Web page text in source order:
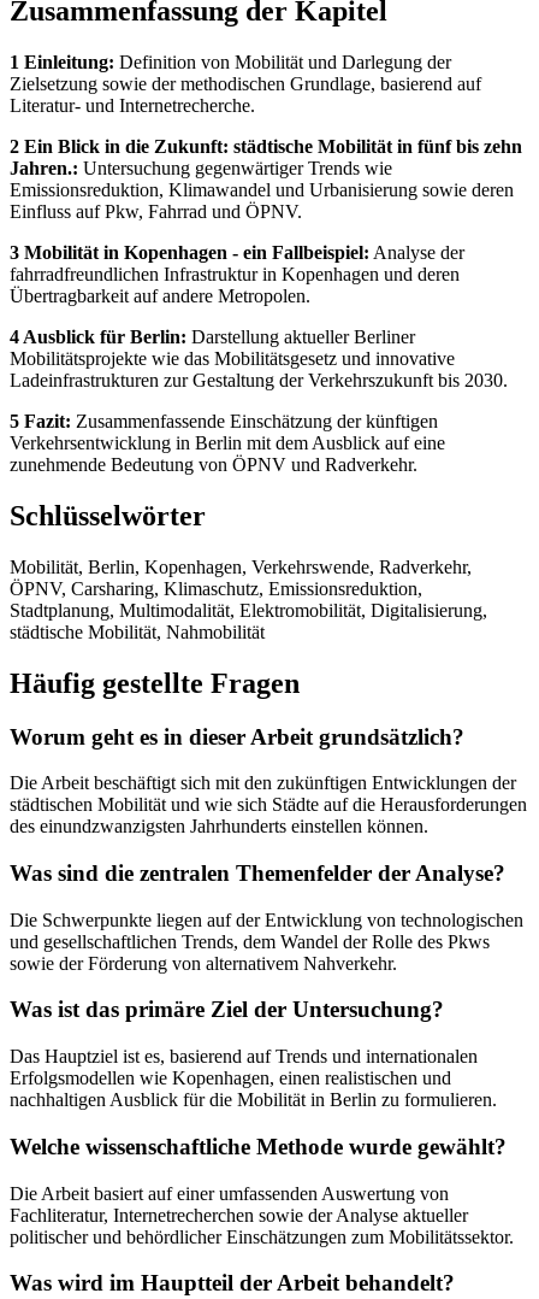
Zusammenfassung der Kapitel
1 Einleitung: Definition von Mobilität und Darlegung der
Zielsetzung sowie der methodischen Grundlage, basierend auf
Literatur- und Internetrecherche.
2 Ein Blick in die Zukunft: städtische Mobilität in fünf bis zehn
Jahren.: Untersuchung gegenwärtiger Trends wie
Emissionsreduktion, Klimawandel und Urbanisierung sowie deren
Einfluss auf Pkw, Fahrrad und ÖPNV.
3 Mobilität in Kopenhagen - ein Fallbeispiel: Analyse der
fahrradfreundlichen Infrastruktur in Kopenhagen und deren
Übertragbarkeit auf andere Metropolen.
4 Ausblick für Berlin: Darstellung aktueller Berliner
Mobilitätsprojekte wie das Mobilitätsgesetz und innovative
Ladeinfrastrukturen zur Gestaltung der Verkehrszukunft bis 2030.
5 Fazit: Zusammenfassende Einschätzung der künftigen
Verkehrsentwicklung in Berlin mit dem Ausblick auf eine
zunehmende Bedeutung von ÖPNV und Radverkehr.
Schlüsselwörter
Mobilität, Berlin, Kopenhagen, Verkehrswende, Radverkehr,
ÖPNV, Carsharing, Klimaschutz, Emissionsreduktion,
Stadtplanung, Multimodalität, Elektromobilität, Digitalisierung,
städtische Mobilität, Nahmobilität
Häufig gestellte Fragen
Worum geht es in dieser Arbeit grundsätzlich?
Die Arbeit beschäftigt sich mit den zukünftigen Entwicklungen der
städtischen Mobilität und wie sich Städte auf die Herausforderungen
des einundzwanzigsten Jahrhunderts einstellen können.
Was sind die zentralen Themenfelder der Analyse?
Die Schwerpunkte liegen auf der Entwicklung von technologischen
und gesellschaftlichen Trends, dem Wandel der Rolle des Pkws
sowie der Förderung von alternativem Nahverkehr.
Was ist das primäre Ziel der Untersuchung?
Das Hauptziel ist es, basierend auf Trends und internationalen
Erfolgsmodellen wie Kopenhagen, einen realistischen und
nachhaltigen Ausblick für die Mobilität in Berlin zu formulieren.
Welche wissenschaftliche Methode wurde gewählt?
Die Arbeit basiert auf einer umfassenden Auswertung von
Fachliteratur, Internetrecherchen sowie der Analyse aktueller
politischer und behördlicher Einschätzungen zum Mobilitätssektor.
Was wird im Hauptteil der Arbeit behandelt?